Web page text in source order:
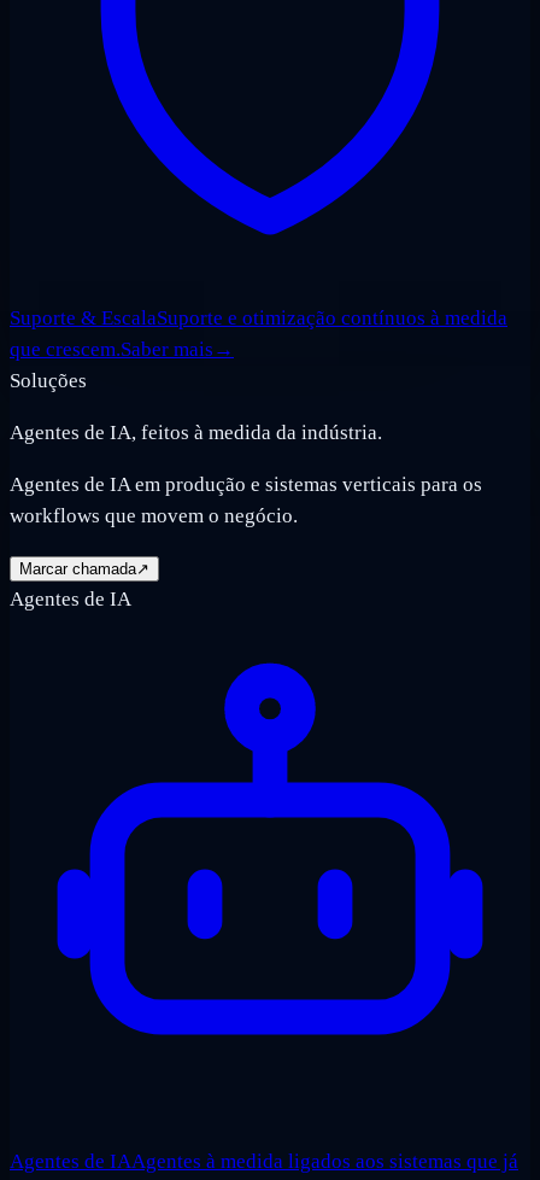
Suporte & EscalaSuporte e otimização contínuos à medida
que crescem.Saber mais →
Soluções
Agentes de IA, feitos à medida da indústria.
Agentes de IA em produção e sistemas verticais para os
workflows que movem o negócio.
Marcar chamada↗
Agentes de IA
Agentes de IAAgentes à medida ligados aos sistemas que já